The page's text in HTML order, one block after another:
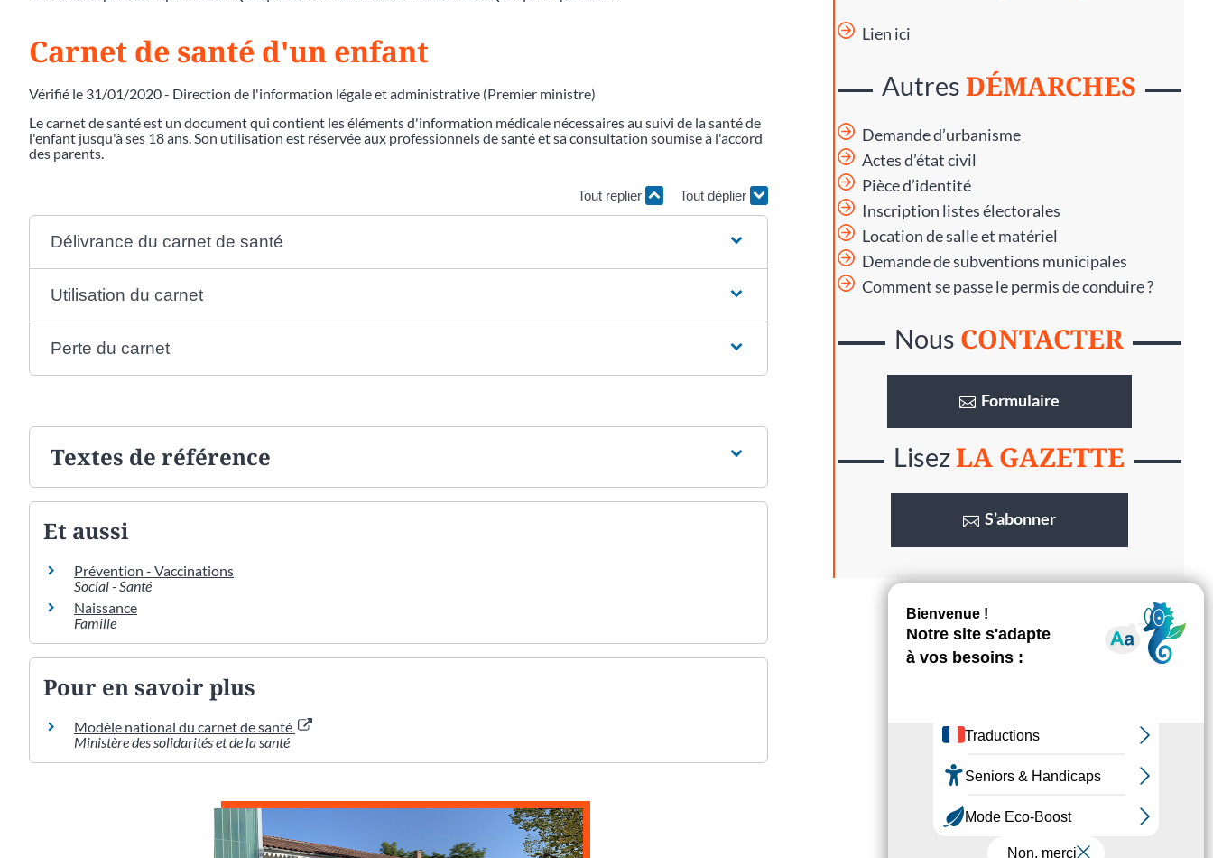
Carnet de santé d'un enfant
Vérifié le 31/01/2020 - Direction de l'information légale et administrative (Premier ministre)
Le carnet de santé est un document qui contient les éléments d'information médicale nécessaires au suivi de la santé de
l'enfant jusqu'à ses 18 ans. Son utilisation est réservée aux professionnels de santé et sa consultation soumise à l'accord
des parents.
Tout replier Tout déplier
Délivrance du carnet de santé
Utilisation du carnet
Perte du carnet
Textes de référence
Et aussi
Prévention - Vaccinations
Social - Santé
Naissance
Famille
Pour en savoir plus
Modèle national du carnet de santé
Ministère des solidarités et de la santé
Lien ici
AutresDÉMARCHES
Demande d’urbanisme
Actes d’état civil
Pièce d’identité
Inscription listes électorales
Location de salle et matériel
Demande de subventions municipales
Comment se passe le permis de conduire ?
Nous CONTACTER
Formulaire
LisezLA GAZETTE
S’abonner